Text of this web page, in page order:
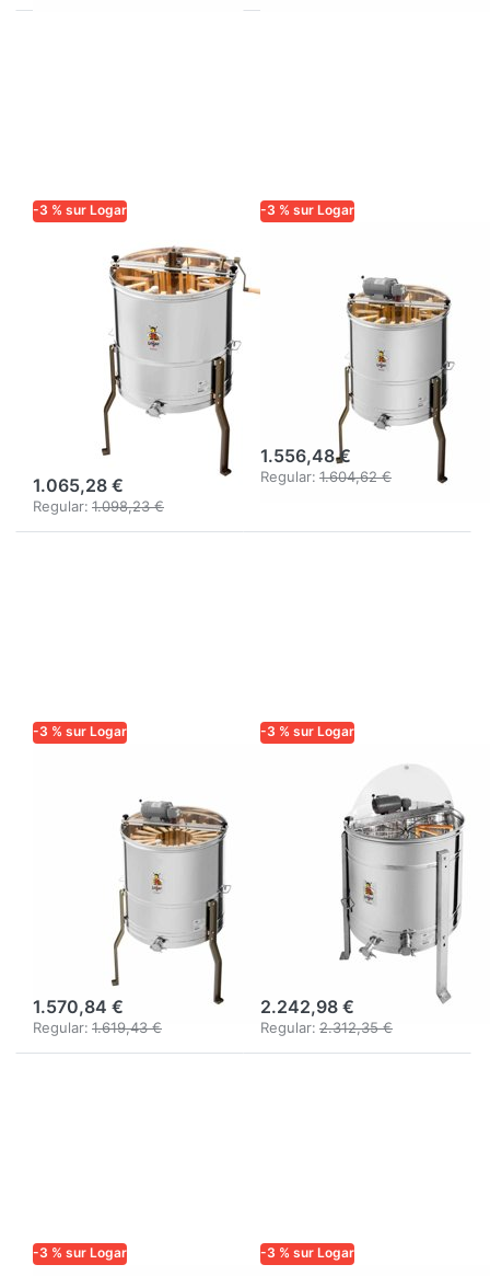
-3 % sur Logar
Essoreuse
radiale Logar
12/8 cadres,
cuve 63 cm,
entraînement
manuel, cadres
24 x 48 cm
1.065,28 €
Regular: 1.098,23 €
-3 % sur Logar
Extracteur radial
Logar 12/8
cadres, cuve 63
cm, moteur 110
W, cadres 24 x
1.556,48 €
Regular: 1.604,62 €
-3 % sur Logar
Logar 20/8
cadres, cuve 63
cm, moteur 110
W + 4 grilles
d'accrochage
GRATUITES
1.570,84 €
Regular: 1.619,43 €
-3 % sur Logar
Extracteur radial
Logar 12 cadres
avec grille anti-
casse, tambour
Ø 76 cm, moteur
110 W, cadres 26
x 48 cm
2.242,98 €
Regular: 2.312,35 €
-3 % sur Logar -3 % sur Logar